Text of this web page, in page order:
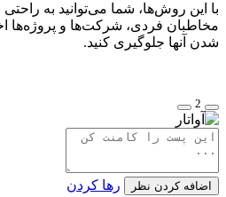
با این روش‌ها، شما می‌توانید به
مخاطبان فردی، شرکت‌ها و پروژه‌ها
شدن آنها جلوگیری کنید.
2
اضافه کردن نظر رها کردن